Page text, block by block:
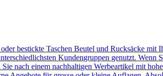
bestickte Taschen Beutel und Rucksäcke mit
Kundengruppen genutzt.
nach einem nachhaltigen Werbeartikel mit